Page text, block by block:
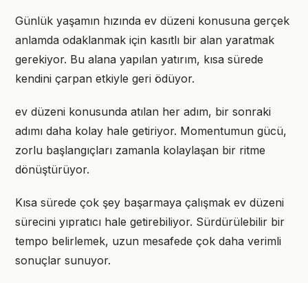
Günlük yaşamın hızında ev düzeni konusuna gerçek
anlamda odaklanmak için kasıtlı bir alan yaratmak
gerekiyor. Bu alana yapılan yatırım, kısa sürede
kendini çarpan etkiyle geri ödüyor.
ev düzeni konusunda atılan her adım, bir sonraki
adımı daha kolay hale getiriyor. Momentumun gücü,
zorlu başlangıçları zamanla kolaylaşan bir ritme
dönüştürüyor.
Kısa sürede çok şey başarmaya çalışmak ev düzeni
sürecini yıpratıcı hale getirebiliyor. Sürdürülebilir bir
tempo belirlemek, uzun mesafede çok daha verimli
sonuçlar sunuyor.